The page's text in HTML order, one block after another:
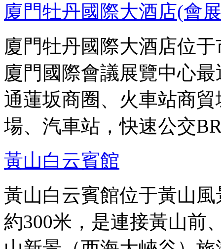
廈門牡丹國際大酒店(會
廈門牡丹國際大酒店位
廈門國際會議展覽中心
通蓮坂商圈、火車站商
場、汽車站，快速公交
黃山白云賓館
黃山白云賓館位于黃山
約300米，是連接黃山前